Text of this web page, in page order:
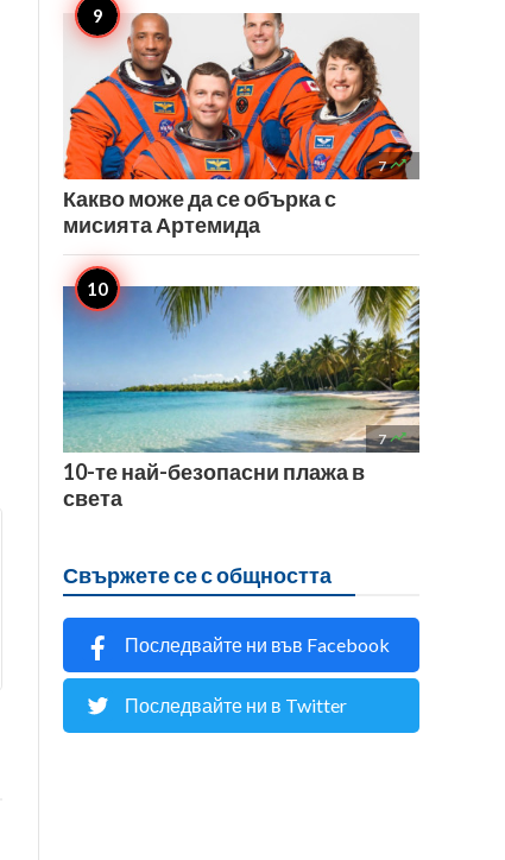
7 
Какво може да се обърка с
мисията Артемида
7 
10-те най-безопасни плажа в
света
Свържете се с общността
Последвайте ни във Facebook
Последвайте ни в Twitter